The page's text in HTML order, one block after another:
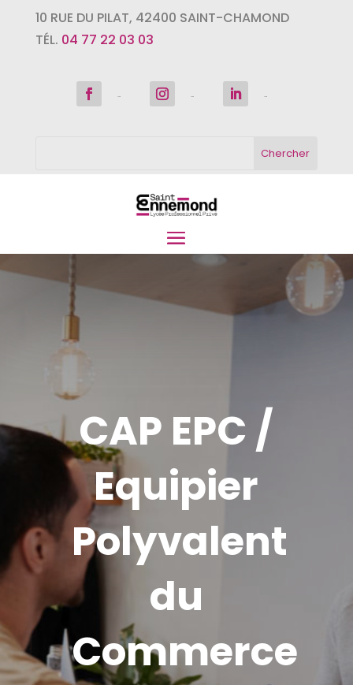
10 RUE DU PILAT, 42400 SAINT-CHAMOND
TÉL. 04 77 22 03 03
CAP EPC /
Equipier
Polyvalent
du
Commerce